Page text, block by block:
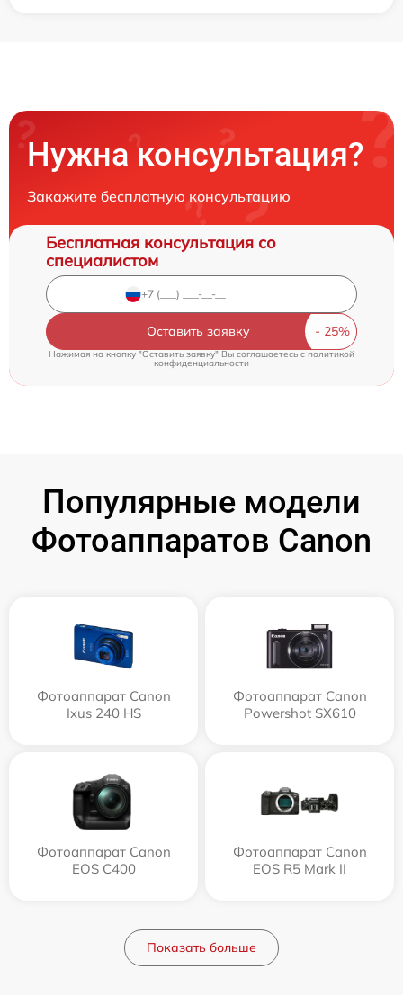
Нужна консультация?
Закажите бесплатную консультацию
Бесплатная консультация со
специалистом
Оставить заявку
Нажимая на кнопку "Оставить заявку" Вы соглашаетесь cполитикой
конфиденциальности
Популярные модели
Фотоаппаратов Canon
Фотоаппарат Canon
Ixus 240 HS
Фотоаппарат Canon
Powershot SX610
Фотоаппарат Canon
EOS C400
Фотоаппарат Canon
EOS R5 Mark II
Показать больше